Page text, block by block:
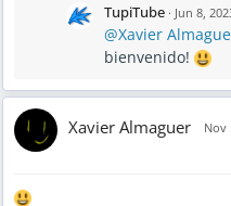
TupiTube · Jun 8,
@Xavier
bienvenido!
Xavier Almaguer Nov